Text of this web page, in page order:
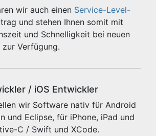
wir auch einen Service-Level-
und stehen Ihnen somit mit
und Schnelligkeit bei neuen
Verfügung.
/ iOS Entwickler
wir Software nativ für Android
und Eclipse, für iPhone, iPad und
C / Swift und XCode.